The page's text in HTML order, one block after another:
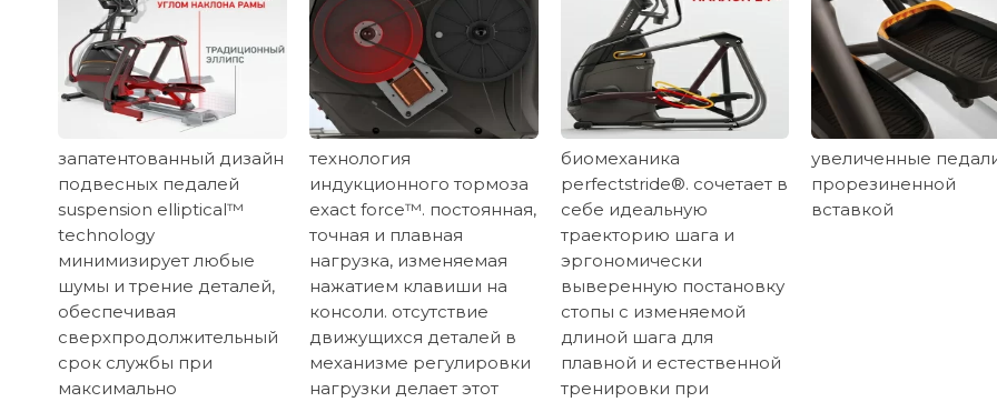
запатентованный дизайн
подвесных педалей
suspension elliptical™
technology
минимизирует любые
шумы и трение деталей,
обеспечивая
сверхпродолжительный
срок службы при
максимально
технология
индукционного тормоза
exact force™. постоянная,
точная и плавная
нагрузка, изменяемая
нажатием клавиши на
консоли. отсутствие
движущихся деталей в
механизме регулировки
нагрузки делает этот
биомеханика
perfectstride®. сочетает в
себе идеальную
траекторию шага и
эргономически
выверенную постановку
стопы с изменяемой
длиной шага для
плавной и естественной
тренировки при
увеличенные
прорезиненной
вставкой